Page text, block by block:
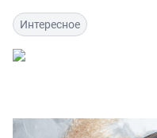
Интересное